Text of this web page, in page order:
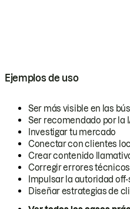
Ejemplos de uso
Ser más visible en las
Ser recomendado por la
Investigar tu mercado
Conectar con clientes
Crear contenido
Corregir errores técnicos
Impulsar la autoridad
Diseñar estrategias de